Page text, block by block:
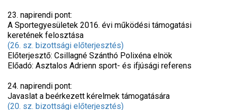
23. napirendi pont:
A Sportegyesületek 2016. évi működési támogatási
keretének felosztása
(26. sz. bizottsági előterjesztés)
Előterjesztő: Csillagné Szánthó Polixéna elnök
Előadó: Asztalos Adrienn sport- és ifjúsági referens
24. napirendi pont:
Javaslat a beérkezett kérelmek támogatására
(20. sz. bizottsági előterjesztés)